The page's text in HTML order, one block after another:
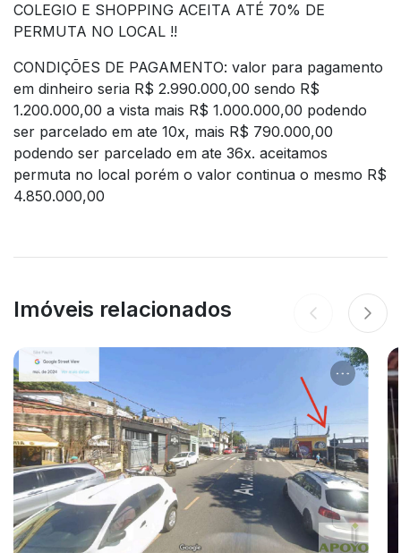
COLEGIO E SHOPPING ACEITA ATÉ 70% DE
PERMUTA NO LOCAL !!
CONDIÇÕES DE PAGAMENTO: valor para pagamento
em dinheiro seria R$ 2.990.000,00 sendo R$
1.200.000,00 a vista mais R$ 1.000.000,00 podendo
ser parcelado em ate 10x, mais R$ 790.000,00
podendo ser parcelado em ate 36x. aceitamos
permuta no local porém o valor continua o mesmo R$
4.850.000,00
Imóveis relacionados